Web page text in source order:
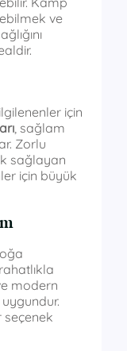
ve
için
, sağlam
Zorlu
sağlayan
için büyük
modern
uygundur.
seçenek